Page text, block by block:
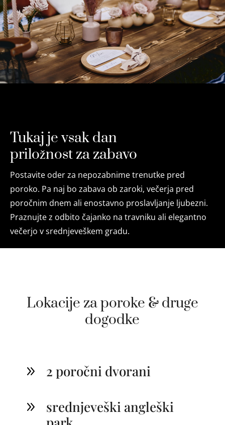
Tukaj je vsak dan
priložnost za zabavo
Postavite oder za nepozabnime trenutke pred
poroko. Pa naj bo zabava ob zaroki, večerja pred
poročnim dnem ali enostavno proslavljanje ljubezni.
Praznujte z odbito čajanko na travniku ali elegantno
večerjo v srednjeveškem gradu.
Lokacije za poroke & druge
dogodke
9 2 poročni dvorani
9
srednjeveški angleški